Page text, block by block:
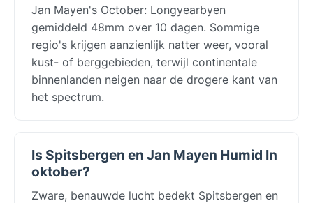
Jan Mayen's October: Longyearbyen
gemiddeld 48mm over 10 dagen. Sommige
regio's krijgen aanzienlijk natter weer, vooral
kust- of berggebieden, terwijl continentale
binnenlanden neigen naar de drogere kant van
het spectrum.
Is Spitsbergen en Jan Mayen Humid In
oktober?
Zware, benauwde lucht bedekt Spitsbergen en